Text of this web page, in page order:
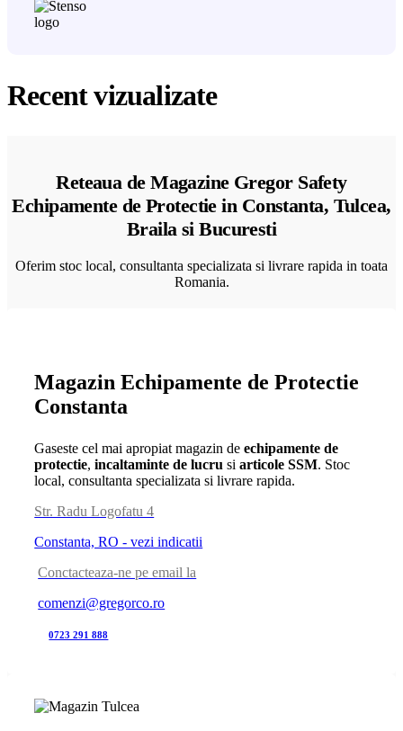
Recent vizualizate
Reteaua de Magazine Gregor Safety
Echipamente de Protectie in Constanta, Tulcea,
Braila si Bucuresti
Oferim stoc local, consultanta specializata si livrare rapida in toata
Romania.
Magazin Echipamente de Protectie
Constanta
Gaseste cel mai apropiat magazin deechipamente de
protectie,incaltaminte de lucru siarticole SSM. Stoc
local, consultanta specializata si livrare rapida.
Str. Radu Logofatu 4
Constanta, RO - vezi indicatii
Conctacteaza-ne pe email la
comenzi@gregorco.ro
0723 291 888